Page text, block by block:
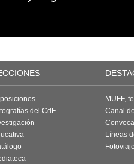
del CdF
MUFF,
Canal
Líneas